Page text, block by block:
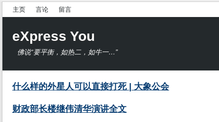
主页 言论 留言
eXpress You
佛说“要平衡，如热二，如牛一…”
什么样的外星人可以直接打死 | 大象公会
财政部长楼继伟清华演讲全文